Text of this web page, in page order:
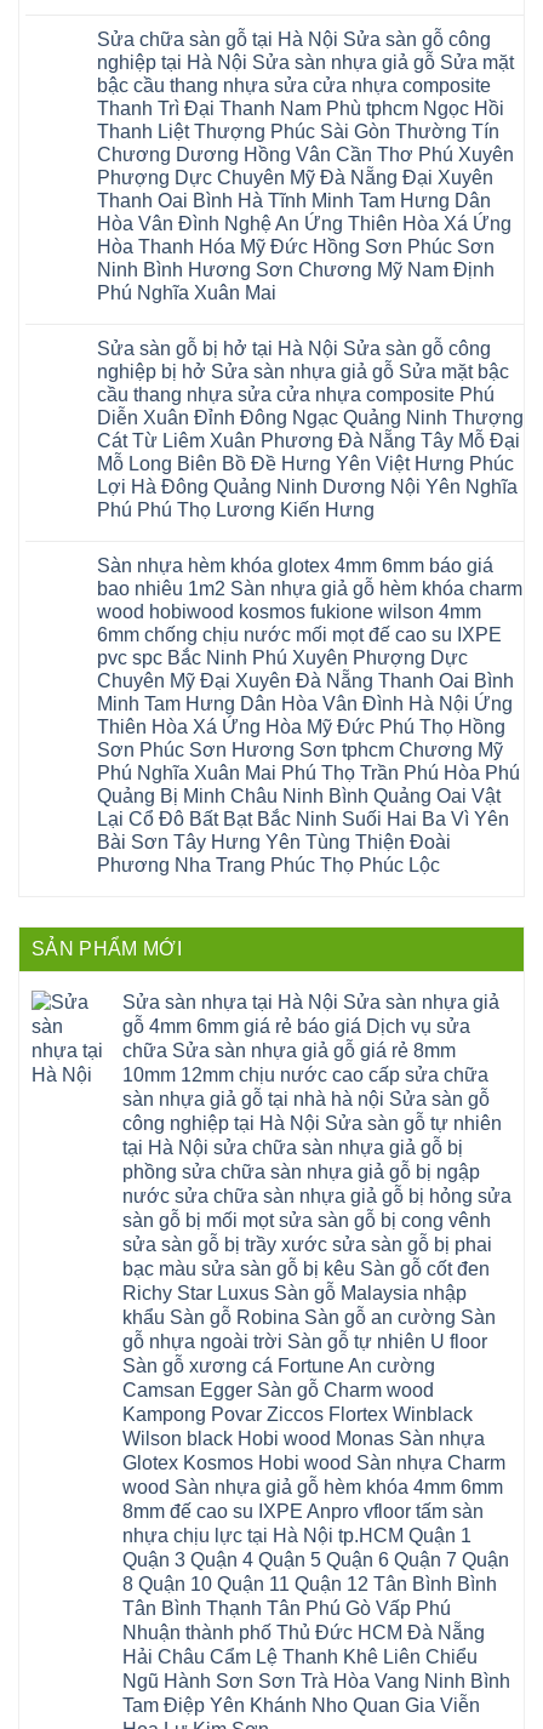
Thanh
Xuân
Kim
Động
Văn
Giang
Cầu
Giấy
Văn
Lâm
tphcm
Khoái
Châu
Trì
Thanh
Xuân
Đoan
Hùng
Thanh
Ba
Giấy
Hạ
Hòa
Cẩm
Khê
Tây
Hồ
Yên
Lập
Thanh
Ninh
hưng
yên
Lâm
Thao
Tam
Nông
hải
phòng
Thanh
Thủy
Hoài
Đức
Bình
Dương
Thủ
Đức
Thanh
Xuân
Thái
Nguyên
Phú
Thọ
Bắc
Giang
Long
Biên
Hải
Dương
Bắc
Ninh
Gia
Lâm
Nam
Hà
Nội
Hưng
Yên
Đông
Anh
Nam
Định
Sóc
Sơn
Ninh
Bình
Thái
Bình
Vĩnh
Phúc
Tây
Hồ
Thanh
Hóa
Đống
Đa
Nghệ
An
nhựa
giả
gỗ
cong
vênh
Sửa
mặt
bậc
cầu
thang
nhựa
sửa
cửa
nhựa
composite
hoài
đức
đan
thanh
ứng
hòa
long
biên
sài
gòn
đông
anh
sóc
sơn
đà
nẵng
thanh
xuân
cầu
giấy
hoành
bồ
long
ninh
giang
hoàng
mai
quảng
ninh
tây
hồ
sơn
tây
thất
mê
đức
phòng
xuyên
giang
bình
luận
ở
Sửa
chữa
sàn
bị
phồng
tại
Hà
Sửa
sàn
gỗ
công
nghiệp
Nội
Sửa
sàn
nhựa
giả
gỗ
Sửa
mặt
bậc
cầu
thang
nhựa
nhựa
composite
Phúc
Thọ
Phúc
Lộc
Hát
Môn
Sài
Gòn
Thạch
Thất
Hạ
Bằng
Tây
Phương
tphcm
Hòa
Lạc
Yên
Xuân
Đạo
Đà
Nẵng
Hoài
Đồng
Đồng
Khánh
Phượng
Thuận
Tràng
Phòng
Đông
Phúc
Thịnh
Quảng
Sửa chữa sàn gỗ tại Hà Nội Sửa sàn gỗ công
nghiệp tại Hà Nội Sửa sàn nhựa giả gỗ Sửa mặt
bậc cầu thang nhựa sửa cửa nhựa composite
Thanh Trì Đại Thanh Nam Phù tphcm Ngọc Hồi
Thanh Liệt Thượng Phúc Sài Gòn Thường Tín
Chương Dương Hồng Vân Cần Thơ Phú Xuyên
Phượng Dực Chuyên Mỹ Đà Nẵng Đại Xuyên
Thanh Oai Bình Hà Tĩnh Minh Tam Hưng Dân
Hòa Vân Đình Nghệ An Ứng Thiên Hòa Xá Ứng
Hòa Thanh Hóa Mỹ Đức Hồng Sơn Phúc Sơn
Ninh Bình Hương Sơn Chương Mỹ Nam Định
Phú Nghĩa Xuân Mai
bình
luận
ở
Sửa
chữa
sàn
gỗ
tại
Hà
Nội
Sửa
nghiệp
tại
Nội
Sửa
nhựa
giả
gỗ
Sửa
mặt
bậc
cầu
thang
nhựa
sửa
cửa
nhựa
composite
Thanh
Nam
Phù
Thanh
Thượng
Phúc
Thường
Dương
Hồng
Xuyên
Phượng
Chuyên
Nẵng
Xuyên
Thanh
Nghệ
Thiên
Thanh
Sửa sàn gỗ bị hở tại Hà Nội Sửa sàn gỗ công
nghiệp bị hở Sửa sàn nhựa giả gỗ Sửa mặt bậc
cầu thang nhựa sửa cửa nhựa composite Phú
Diễn Xuân Đỉnh Đông Ngạc Quảng Ninh Thượng
Cát Từ Liêm Xuân Phương Đà Nẵng Tây Mỗ Đại
Mỗ Long Biên Bồ Đề Hưng Yên Việt Hưng Phúc
Lợi Hà Đông Quảng Ninh Dương Nội Yên Nghĩa
Phú Phú Thọ Lương Kiến Hưng
bình
luận
ở
Sửa
sàn
gỗ
bị
hở
tại
Hà
Nội
sàn
gỗ
công
nghiệp
hở
Sửa
sàn
Sửa
mặt
bậc
cầu
nhựa
nhựa
composite
Đông
Quảng
Thượng
Xuân
Phương
Nẵng
Hưng
Hưng
Đông
Quảng
Sàn nhựa hèm khóa glotex 4mm 6mm báo giá
bao nhiêu 1m2 Sàn nhựa giả gỗ hèm khóa charm
wood hobiwood kosmos fukione wilson 4mm
6mm chống chịu nước mối mọt đế cao su IXPE
pvc spc Bắc Ninh Phú Xuyên Phượng Dực
Chuyên Mỹ Đại Xuyên Đà Nẵng Thanh Oai Bình
Minh Tam Hưng Dân Hòa Vân Đình Hà Nội Ứng
Thiên Hòa Xá Ứng Hòa Mỹ Đức Phú Thọ Hồng
Sơn Phúc Sơn Hương Sơn tphcm Chương Mỹ
Phú Nghĩa Xuân Mai Phú Thọ Trần Phú Hòa Phú
Quảng Bị Minh Châu Ninh Bình Quảng Oai Vật
Lại Cổ Đô Bất Bạt Bắc Ninh Suối Hai Ba Vì Yên
Bài Sơn Tây Hưng Yên Tùng Thiện Đoài
Phương Nha Trang Phúc Thọ Phúc Lộc
luận
ở
glotex
4mm
nhiêu
charm
wood
hobiwood
kosmos
fukione
4mm
nước
Xuyên
Phượng
Chuyên
Nẵng
SẢN PHẨM MỚI
Sửa sàn nhựa tại Hà Nội Sửa sàn nhựa giả
gỗ 4mm 6mm giá rẻ báo giá Dịch vụ sửa
chữa Sửa sàn nhựa giả gỗ giá rẻ 8mm
10mm 12mm chịu nước cao cấp sửa chữa
sàn nhựa giả gỗ tại nhà hà nội Sửa sàn gỗ
công nghiệp tại Hà Nội Sửa sàn gỗ tự nhiên
tại Hà Nội sửa chữa sàn nhựa giả gỗ bị
phồng sửa chữa sàn nhựa giả gỗ bị ngập
nước sửa chữa sàn nhựa giả gỗ bị hỏng sửa
sàn gỗ bị mối mọt sửa sàn gỗ bị cong vênh
sửa sàn gỗ bị trầy xước sửa sàn gỗ bị phai
bạc màu sửa sàn gỗ bị kêu Sàn gỗ cốt đen
Richy Star Luxus Sàn gỗ Malaysia nhập
khẩu Sàn gỗ Robina Sàn gỗ an cường Sàn
gỗ nhựa ngoài trời Sàn gỗ tự nhiên U floor
Sàn gỗ xương cá Fortune An cường
Camsan Egger Sàn gỗ Charm wood
Kampong Povar Ziccos Flortex Winblack
Wilson black Hobi wood Monas Sàn nhựa
Glotex Kosmos Hobi wood Sàn nhựa Charm
wood Sàn nhựa giả gỗ hèm khóa 4mm 6mm
8mm đế cao su IXPE Anpro vfloor tấm sàn
nhựa chịu lực tại Hà Nội tp.HCM Quận 1
Quận 3 Quận 4 Quận 5 Quận 6 Quận 7 Quận
8 Quận 10 Quận 11 Quận 12 Tân Bình Bình
Tân Bình Thạnh Tân Phú Gò Vấp Phú
Nhuận thành phố Thủ Đức HCM Đà Nẵng
Hải Châu Cẩm Lệ Thanh Khê Liên Chiểu
Ngũ Hành Sơn Sơn Trà Hòa Vang Ninh Bình
Tam Điệp Yên Khánh Nho Quan Gia Viễn